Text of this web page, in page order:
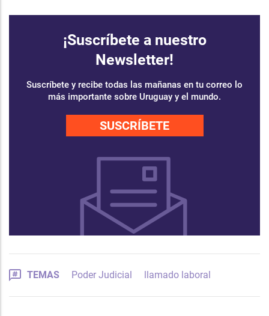
¡Suscríbete a nuestro
Newsletter!
Suscríbete y recibe todas las mañanas en tu correo lo
más importante sobre Uruguay y el mundo.
SUSCRÍBETE
TEMAS Poder Judicial llamado laboral